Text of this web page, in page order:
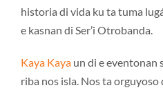
historia di vida ku ta tuma
e kasnan di Ser’i Otrobanda.
Kaya Kayaun di e eventonan
riba nos isla. Nos ta